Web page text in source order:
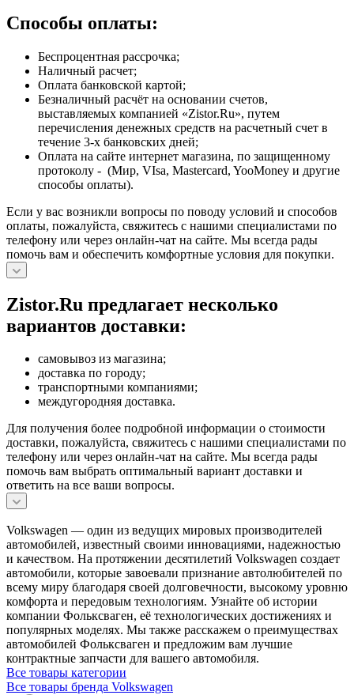
Способы оплаты:
Беспроцентная рассрочка;
Наличный расчет;
Оплата банковской картой;
Безналичный расчёт на основании счетов,
выставляемых компанией «Zistor.Ru», путем
перечисления денежных средств на расчетный счет в
течение 3-х банковских дней;
Оплата на сайте интернет магазина, по защищенному
протоколу - (Мир, VIsa, Mastercard, YooMoney и другие
способы оплаты).
Если у вас возникли вопросы по поводу условий и способов
оплаты, пожалуйста, свяжитесь с нашими специалистами по
телефону или через онлайн-чат на сайте. Мы всегда рады
помочь вам и обеспечить комфортные условия для покупки.
Zistor.Ru предлагает несколько
вариантов доставки:
самовывоз из магазина;
доставка по городу;
транспортными компаниями;
междугородняя доставка.
Для получения более подробной информации о стоимости
доставки, пожалуйста, свяжитесь с нашими специалистами по
телефону или через онлайн-чат на сайте. Мы всегда рады
помочь вам выбрать оптимальный вариант доставки и
ответить на все ваши вопросы.
Volkswagen — один из ведущих мировых производителей
автомобилей, известный своими инновациями, надежностью
и качеством. На протяжении десятилетий Volkswagen создает
автомобили, которые завоевали признание автолюбителей по
всему миру благодаря своей долговечности, высокому уровню
комфорта и передовым технологиям. Узнайте об истории
компании Фольксваген, её технологических достижениях и
популярных моделях. Мы также расскажем о преимуществах
автомобилей Фольксваген и предложим вам лучшие
контрактные запчасти для вашего автомобиля.
Все товары категории
Все товары бренда Volkswagen